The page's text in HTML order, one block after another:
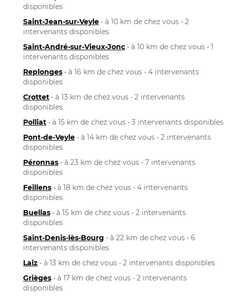
disponibles
Saint-Jean-sur-Veyle • à 10 km de chez vous • 2
intervenants disponibles
Saint-André-sur-Vieux-Jonc • à 10 km de chez vous • 1
intervenants disponibles
Replonges • à 16 km de chez vous • 4 intervenants
disponibles
Crottet • à 13 km de chez vous • 2 intervenants
disponibles
Polliat • à 15 km de chez vous • 3 intervenants disponibles
Pont-de-Veyle • à 14 km de chez vous • 2 intervenants
disponibles
Péronnas • à 23 km de chez vous • 7 intervenants
disponibles
Feillens • à 18 km de chez vous • 4 intervenants
disponibles
Buellas • à 15 km de chez vous • 2 intervenants
disponibles
Saint-Denis-lès-Bourg • à 22 km de chez vous • 6
intervenants disponibles
Laiz • à 13 km de chez vous • 2 intervenants disponibles
Grièges • à 17 km de chez vous • 2 intervenants
disponibles